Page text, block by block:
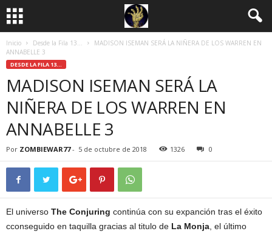
Inicio Desde la Fila 13...
MADISON ISEMAN SERÁ LA NIÑERA DE LOS WARREN EN
ANNABELLE 3
DESDE LA FILA 13...
MADISON ISEMAN SERÁ LA
NIÑERA DE LOS WARREN EN
ANNABELLE 3
Por ZOMBIEWAR77- 5 de octubre de 2018 1326 0
El universo The Conjuring continúa con su expanción tras el éxito
cconseguido en taquilla gracias al titulo de La Monja , el último